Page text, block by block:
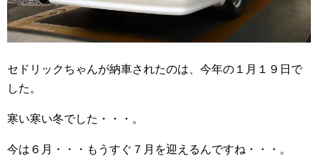
セドリックちゃんが納車されたのは、今年の１月１９日で
した。
寒い寒い冬でした・・・。
今は６月・・・もうすぐ７月を迎えるんですね・・・。